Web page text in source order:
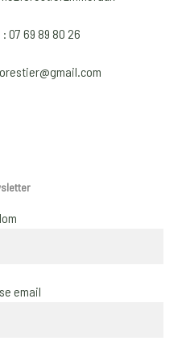
07 69 89 80 26
email